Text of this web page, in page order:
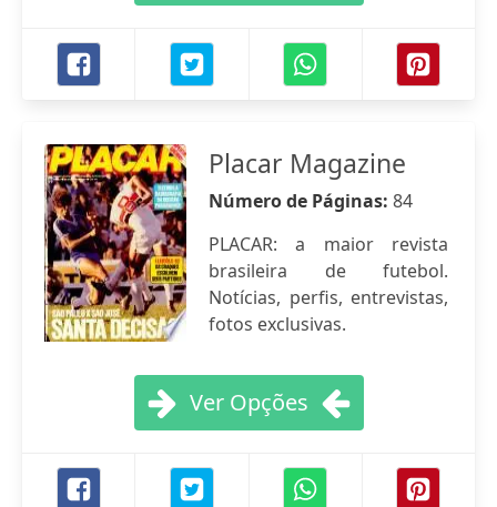
Placar Magazine
Número de Páginas: 84
PLACAR: a maior revista
brasileira de futebol.
Notícias, perfis, entrevistas,
fotos exclusivas.
Ver Opções